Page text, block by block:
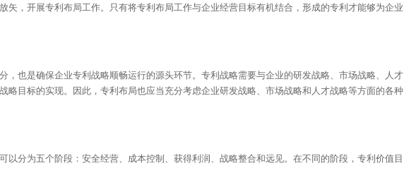
矢，开展专利布局工作。只有将专利布局工作与企业经营目标有机结合，形成的专利才能够为企业
，也是确保企业专利战略顺畅运行的源头环节。专利战略需要与企业的研发战略、市场战略、人才
略目标的实现。因此，专利布局也应当充分考虑企业研发战略、市场战略和人才战略等方面的各种
以分为五个阶段：安全经营、成本控制、获得利润、战略整合和远见。在不同的阶段，专利价值目